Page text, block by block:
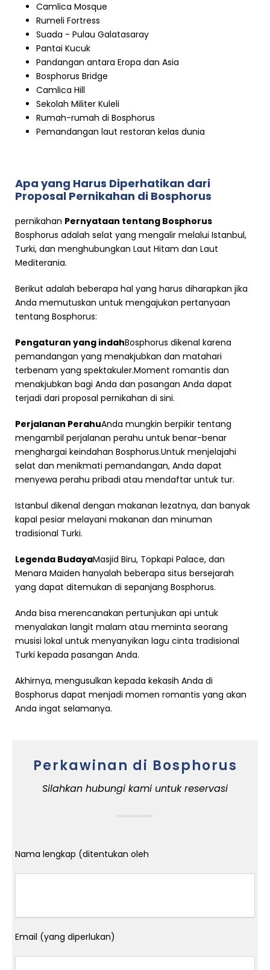
Camlica Mosque
Rumeli Fortress
Suada - Pulau Galatasaray
Pantai Kucuk
Pandangan antara Eropa dan Asia
Bosphorus Bridge
Camlica Hill
Sekolah Militer Kuleli
Rumah-rumah di Bosphorus
Pemandangan laut restoran kelas dunia
Apa yang Harus Diperhatikan dari
Proposal Pernikahan di Bosphorus
pernikahan Pernyataan tentang Bosphorus
Bosphorus adalah selat yang mengalir melalui Istanbul,
Turki, dan menghubungkan Laut Hitam dan Laut
Mediterania.
Berikut adalah beberapa hal yang harus diharapkan jika
Anda memutuskan untuk mengajukan pertanyaan
tentang Bosphorus:
Pengaturan yang indahBosphorus dikenal karena
pemandangan yang menakjubkan dan matahari
terbenam yang spektakuler.Moment romantis dan
menakjubkan bagi Anda dan pasangan Anda dapat
terjadi dari proposal pernikahan di sini.
Perjalanan PerahuAnda mungkin berpikir tentang
mengambil perjalanan perahu untuk benar-benar
menghargai keindahan Bosphorus.Untuk menjelajahi
selat dan menikmati pemandangan, Anda dapat
menyewa perahu pribadi atau mendaftar untuk tur.
Istanbul dikenal dengan makanan lezatnya, dan banyak
kapal pesiar melayani makanan dan minuman
tradisional Turki.
Legenda BudayaMasjid Biru, Topkapi Palace, dan
Menara Maiden hanyalah beberapa situs bersejarah
yang dapat ditemukan di sepanjang Bosphorus.
Anda bisa merencanakan pertunjukan api untuk
menyalakan langit malam atau meminta seorang
musisi lokal untuk menyanyikan lagu cinta tradisional
Turki kepada pasangan Anda.
Akhirnya, mengusulkan kepada kekasih Anda di
Bosphorus dapat menjadi momen romantis yang akan
Anda ingat selamanya.
Perkawinan di Bosphorus
Silahkan hubungi kami untuk reservasi
Nama lengkap (ditentukan oleh
Email (yang diperlukan)